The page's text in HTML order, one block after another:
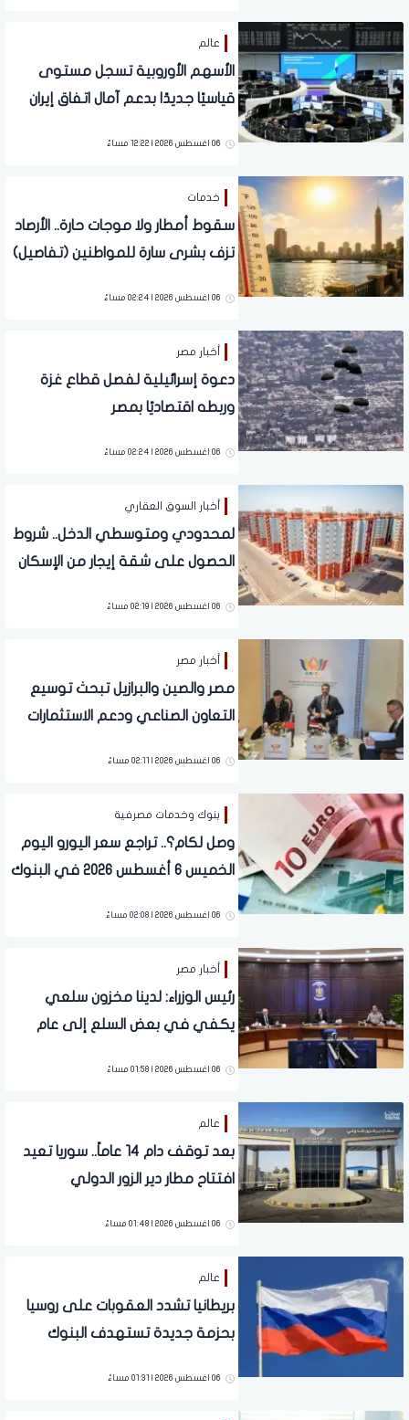
عالم
الأسهم الأوروبية تسجل مستوى
قياسيًا جديدًا بدعم آمال اتفاق إيران
06 اغسطس 2026 | 12:22 مساءً
خدمات
سقوط أمطار ولا موجات حارة.. الأرصاد
تزف بشرى سارة للمواطنين (تفاصيل)
06 اغسطس 2026 | 02:24 مساءً
أخبار مصر
دعوة إسرائيلية لفصل قطاع غزة
وربطه اقتصاديًا بمصر
06 اغسطس 2026 | 02:24 مساءً
أخبار السوق العقاري
لمحدودي ومتوسطي الدخل.. شروط
الحصول على شقة إيجار من الإسكان
06 اغسطس 2026 | 02:19 مساءً
أخبار مصر
مصر والصين والبرازيل تبحث توسيع
التعاون الصناعي ودعم الاستثمارات
06 اغسطس 2026 | 02:11 مساءً
بنوك وخدمات مصرفية
وصل لكام؟.. تراجع سعر اليورو اليوم
الخميس 6 أغسطس 2026 في البنوك
06 اغسطس 2026 | 02:08 مساءً
أخبار مصر
رئيس الوزراء: لدينا مخزون سلعي
يكفي في بعض السلع إلى عام
06 اغسطس 2026 | 01:58 مساءً
عالم
بعد توقف دام 14 عاماً.. سوريا تعيد
افتتاح مطار دير الزور الدولي
06 اغسطس 2026 | 01:48 مساءً
عالم
بريطانيا تشدد العقوبات على روسيا
بحزمة جديدة تستهدف البنوك
06 اغسطس 2026 | 01:31 مساءً